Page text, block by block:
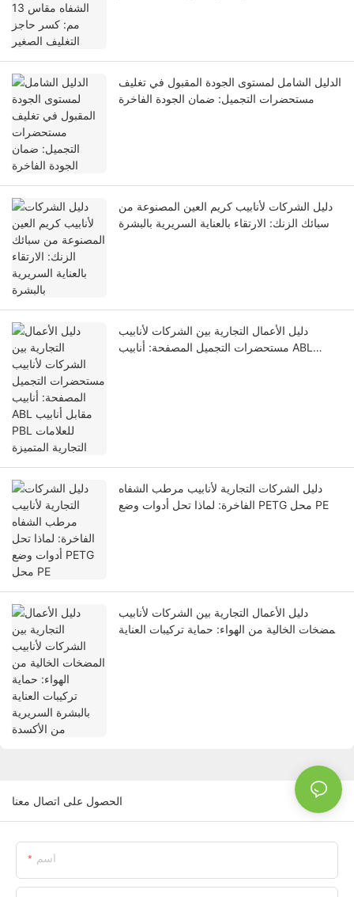
الدليل الشامل لمستوى الجودة المقبول في تغليف
مستحضرات التجميل: ضمان الجودة الفاخرة
دليل الشركات لأنابيب كريم العين المصنوعة من
سبائك الزنك: الارتقاء بالعناية السريرية بالبشرة
دليل الأعمال التجارية بين الشركات لأنابيب
مستحضرات التجميل المصفحة: أنابيب ABL
دليل الشركات التجارية لأنابيب مرطب الشفاه
الفاخرة: لماذا تحل أدوات وضع PETG محل PE
دليل الأعمال التجارية بين الشركات لأنابيب
المضخات الخالية من الهواء: حماية تركيبات العناية
الحصول على اتصال معنا
اسم